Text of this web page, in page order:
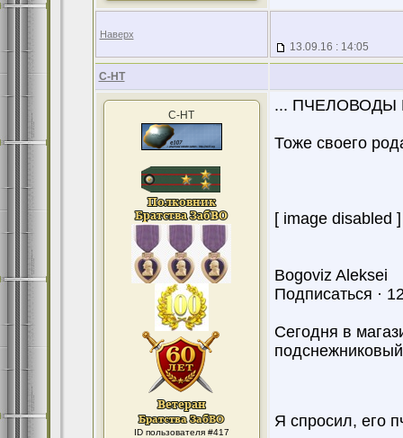
Наверх
13.09.16 : 14:05
С-НТ
С-НТ
ID пользователя #417
... ПЧЕЛОВОДЫ
Тоже своего
[ image disabled ]
Bogoviz Aleksei
Подписаться ·
Сегодня в
Я спросил, его